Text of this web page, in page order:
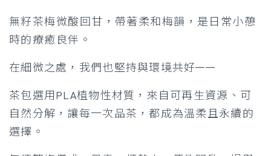
無籽茶梅微酸回甘，帶著柔和梅韻，是日常小憩
時的療癒良伴。
在細微之處，我們也堅持與環境共好——
茶包選用PLA植物性材質，來自可再生資源、可
自然分解，讓每一次品茶，都成為溫柔且永續的
選擇。